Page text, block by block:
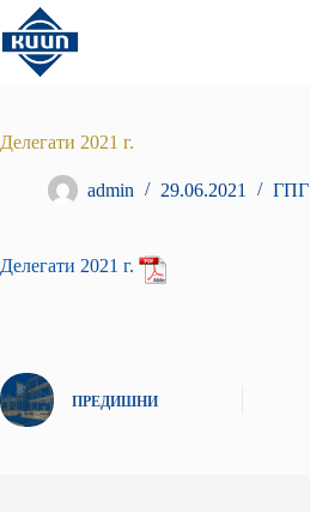
Преминаване
към
съдържанието
Делегати 2021 г.
admin 29.06.2021 ГПГ
Делегати 2021 г.
ПРЕДИШНИ